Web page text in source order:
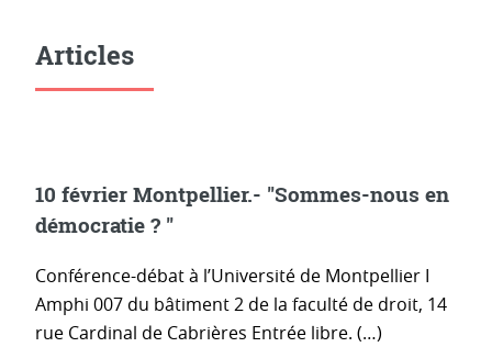
Articles
10 février Montpellier.- "Sommes-nous en
démocratie ? "
Conférence-débat à l’Université de Montpellier I
Amphi 007 du bâtiment 2 de la faculté de droit, 14
rue Cardinal de Cabrières Entrée libre. (…)